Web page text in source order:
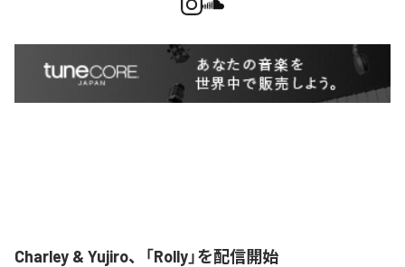
Charley & Yujiro、「Rolly」を配信開始